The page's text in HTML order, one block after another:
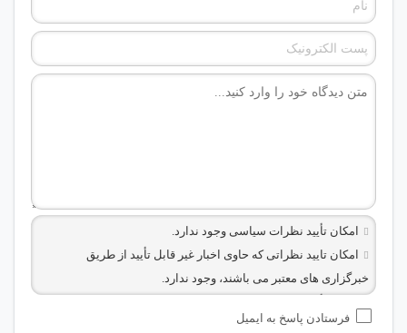
امکان تأیید نظرات سیاسی وجود ندارد.
امکان تایید نظراتی که حاوی اخبار غیر قابل تأیید از طریق
خبرگزاری های معتبر می باشند، وجود ندارد.
شبکه های مجازی ارتباطی می باشند وجود ندارد.
فرستادن پاسخ به ایمیل